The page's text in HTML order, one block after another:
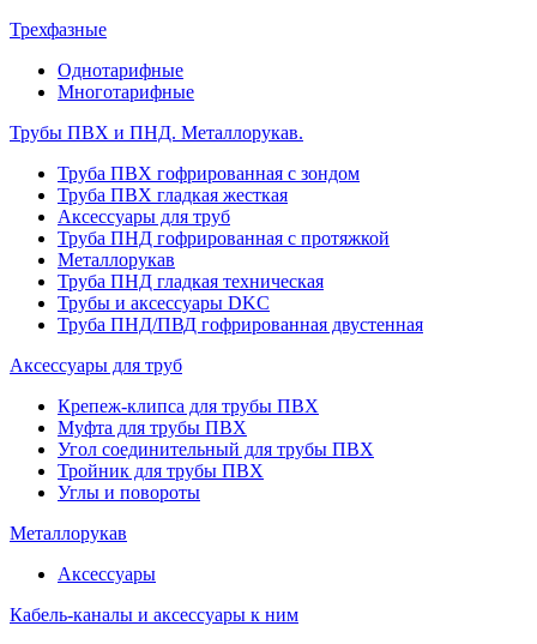
Трехфазные
Однотарифные
Многотарифные
Трубы ПВХ и ПНД. Металлорукав.
Труба ПВХ гофрированная с зондом
Труба ПВХ гладкая жесткая
Аксессуары для труб
Труба ПНД гофрированная с протяжкой
Металлорукав
Труба ПНД гладкая техническая
Трубы и аксессуары DKC
Труба ПНД/ПВД гофрированная двустенная
Аксессуары для труб
Крепеж-клипса для трубы ПВХ
Муфта для трубы ПВХ
Угол соединительный для трубы ПВХ
Тройник для трубы ПВХ
Углы и повороты
Металлорукав
Аксессуары
Кабель-каналы и аксессуары к ним